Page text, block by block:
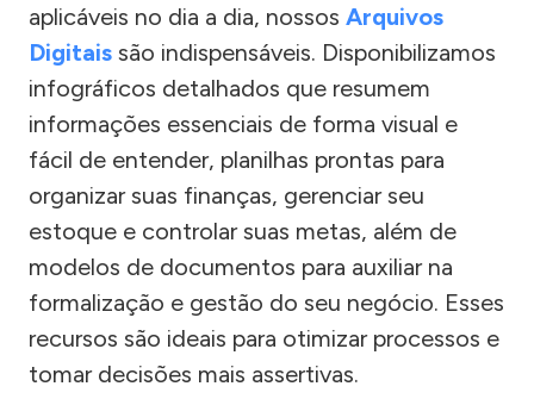
aplicáveis no dia a dia, nossos Arquivos
Digitais são indispensáveis. Disponibilizamos
infográficos detalhados que resumem
informações essenciais de forma visual e
fácil de entender, planilhas prontas para
organizar suas finanças, gerenciar seu
estoque e controlar suas metas, além de
modelos de documentos para auxiliar na
formalização e gestão do seu negócio. Esses
recursos são ideais para otimizar processos e
tomar decisões mais assertivas.